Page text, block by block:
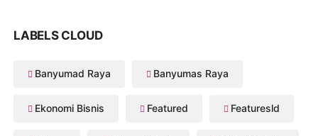
LABELS CLOUD
Banyumad Raya Banyumas Raya
Ekonomi Bisnis Featured Featuresld